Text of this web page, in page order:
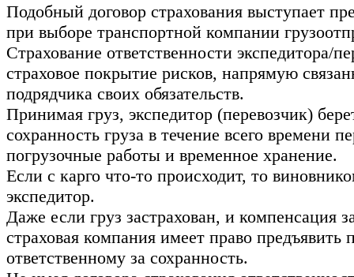
Подобный договор страхования выступает
при выборе транспортной компании
Страхование ответственности экспедитора/
страховое покрытие рисков, напрямую
подрядчика своих обязательств.
Принимая груз, экспедитор (перевозчик)
сохранность груза в течение всего времени
погрузочные работы и временное хранение.
Если с карго что-то происходит, то
экспедитор.
Даже если груз застрахован, и компенсация
страховая компания имеет право предъявить
ответственному за сохранность.